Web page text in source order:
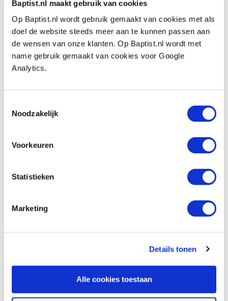
Baptist.nl maakt gebruik van cookies
Op Baptist.nl wordt gebruik gemaakt van cookies met als
doel de website steeds meer aan te kunnen passen aan
de wensen van onze klanten. Op Baptist.nl wordt met
name gebruik gemaakt van cookies voor Google
Analytics.
Noodzakelijk
Voorkeuren
Statistieken
Marketing
Details tonen
Alle cookies toestaan
Zelftappend:n.v.t.
Geschikt voor buitengebruik:nee
Kopvorm:platkop
Aandrijving:
Schroef diameter:Ø 3,5 mm
Schroeflengte:
multiplex, spaanplaat/MDF en aluminium.
Inhoud doos:
Bohrcraft schroefbit Torx T15 x 25 mm
Artikelnummer: 32794
€ 1,05 incl. btw